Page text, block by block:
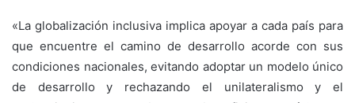
«La globalización inclusiva implica apoyar a cada país para
que encuentre el camino de desarrollo acorde con sus
condiciones nacionales, evitando adoptar un modelo único
de desarrollo y rechazando el unilateralismo y el